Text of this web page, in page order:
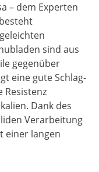
– dem Experten
sind aus
gegenüber
eine gute Schlag-
Resistenz
Dank des
Verarbeitung
einer langen